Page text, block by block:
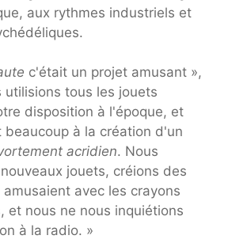
aux rythmes industriels et
c'était un projet amusant »,
utilisions tous les jouets
disposition à l'époque, et
beaucoup à la création d'un
acridien. Nous
jouets, créions des
avec les crayons
et nous ne nous inquiétions
à la radio. »